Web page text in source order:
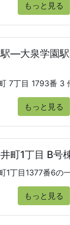
もっと見る
―大泉学園
7丁目 1793番 3
もっと見る
町1丁目 B号
1丁目1377番6の
もっと見る